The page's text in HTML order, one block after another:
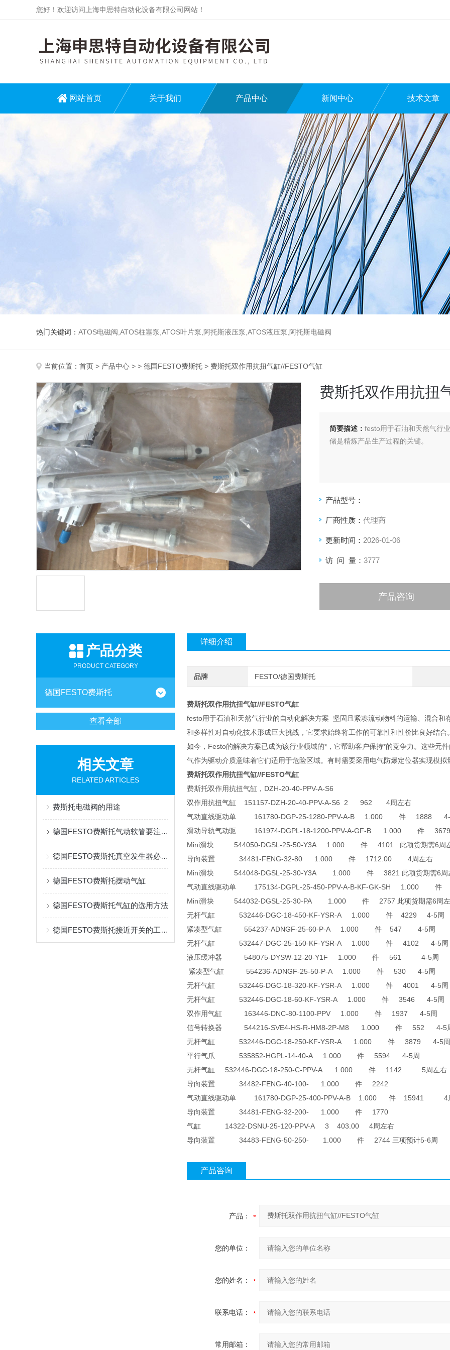
您好！欢迎访问上海申思特自动化设备有限公司网站！
网站首页 关于我们 产品中心 新闻中心 技术文章
热门关键词： ATOS电磁阀,ATOS柱塞泵,ATOS叶片泵,阿托斯液压泵,ATOS液压泵,阿托斯电磁阀
当前位置： 首页 > 产品中心 > > 德国FESTO费斯托 > 费斯托双作用抗扭气缸//FESTO气缸
费斯托双作用抗扭
简要描述：festo用于石油和天然气行
储是精炼产品生产过程的关键。
产品型号：
厂商性质： 代理商
更新时间： 2026-01-06
访 问 量： 3777
产品咨询
产品分类
PRODUCT CATEGORY
德国FESTO费斯托
查看全部
相关文章
RELATED ARTICLES
费斯托电磁阀的用途
德国FESTO费斯托气动软管要注意经常通风干燥
德国FESTO费斯托真空发生器必要时可用增大流速来获得负压，产生吸力
德国FESTO费斯托摆动气缸
德国FESTO费斯托气缸的选用方法
德国FESTO费斯托接近开关的工作原理 费斯托接近开关
详细介绍
品牌 FESTO/德国费斯托
费斯托双作用抗扭气缸//FESTO气缸
festo用于石油和天然气行业的自动化解决方案 坚固且紧凑流动物料的运输、混合
和多样性对自动化技术形成巨大挑战，它要求始终将工作的可靠性和性价比良好结合
如今，Festo的解决方案已成为该行业领域的*，它帮助客户保持*的竞争力。这些元
气作为驱动介质意味着它们适用于危险区域。有时需要采用电气防爆定位器实现模拟
费斯托双作用抗扭气缸//FESTO气缸
费斯托双作用抗扭气缸，DZH-20-40-PPV-A-S6
双作用抗扭气缸 151157-DZH-20-40-PPV-A-S6 2 962 4周左右
气动直线驱动单 161780-DGP-25-1280-PPV-A-B 1.000 件 1888 4-
滑动导轨气动驱 161974-DGPL-18-1200-PPV-A-GF-B 1.000 件
Mini滑块 544050-DGSL-25-50-Y3A 1.000 件 4101 此项货期需6周
导向装置 34481-FENG-32-80 1.000 件 1712.00 4周左右
Mini滑块 544048-DGSL-25-30-Y3A 1.000 件 3821 此项货期需6周
气动直线驱动单 175134-DGPL-25-450-PPV-A-B-KF-GK-SH 1.000
Mini滑块 544032-DGSL-25-30-PA 1.000 件 2757 此项货期需6周左
无杆气缸 532446-DGC-18-450-KF-YSR-A 1.000 件 4229 4-5周
紧凑型气缸 554237-ADNGF-25-60-P-A 1.000 件 547 4-5周
无杆气缸 532447-DGC-25-150-KF-YSR-A 1.000 件 4102 4-5周
液压缓冲器 548075-DYSW-12-20-Y1F 1.000 件 561 4-5周
紧凑型气缸 554236-ADNGF-25-50-P-A 1.000 件 530 4-5周
无杆气缸 532446-DGC-18-320-KF-YSR-A 1.000 件 4001 4-5周
无杆气缸 532446-DGC-18-60-KF-YSR-A 1.000 件 3546 4-5周
双作用气缸 163446-DNC-80-1100-PPV 1.000 件 1937 4-5周
信号转换器 544216-SVE4-HS-R-HM8-2P-M8 1.000 件 552
无杆气缸 532446-DGC-18-250-KF-YSR-A 1.000 件 3879 4-5周
平行气爪 535852-HGPL-14-40-A 1.000 件 5594 4-5周
无杆气缸 532446-DGC-18-250-C-PPV-A 1.000 件 1142 5周左右
导向装置 34482-FENG-40-100- 1.000 件 2242
气动直线驱动单 161780-DGP-25-400-PPV-A-B 1.000 件 15941 4
导向装置 34481-FENG-32-200- 1.000 件 1770
气缸 14322-DSNU-25-120-PPV-A 3 403.00 4周左右
导向装置 34483-FENG-50-250- 1.000 件 2744 三项预计5-6周
产品咨询
产品：
您的单位：
您的姓名：
联系电话：
常用邮箱：